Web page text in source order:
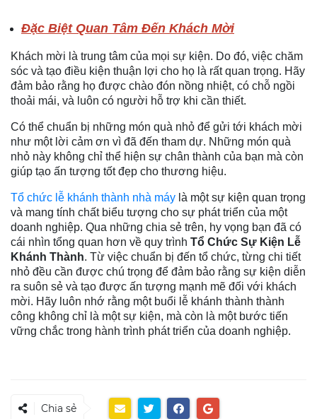
Đặc Biệt Quan Tâm Đến Khách Mời
Khách mời là trung tâm của mọi sự kiện. Do đó, việc chăm
sóc và tạo điều kiện thuận lợi cho họ là rất quan trọng. Hãy
đảm bảo rằng họ được chào đón nồng nhiệt, có chỗ ngồi
thoải mái, và luôn có người hỗ trợ khi cần thiết.
Có thể chuẩn bị những món quà nhỏ để gửi tới khách mời
như một lời cảm ơn vì đã đến tham dự. Những món quà
nhỏ này không chỉ thể hiện sự chân thành của bạn mà còn
giúp tạo ấn tượng tốt đẹp cho thương hiệu.
Tổ chức lễ khánh thành nhà máy là một sự kiện quan trọng
và mang tính chất biểu tượng cho sự phát triển của một
doanh nghiệp. Qua những chia sẻ trên, hy vọng bạn đã có
cái nhìn tổng quan hơn về quy trình Tổ Chức Sự Kiện Lễ
Khánh Thành. Từ việc chuẩn bị đến tổ chức, từng chi tiết
nhỏ đều cần được chú trọng để đảm bảo rằng sự kiện diễn
ra suôn sẻ và tạo được ấn tượng mạnh mẽ đối với khách
mời. Hãy luôn nhớ rằng một buổi lễ khánh thành thành
công không chỉ là một sự kiện, mà còn là một bước tiến
vững chắc trong hành trình phát triển của doanh nghiệp.
Chia sẻ